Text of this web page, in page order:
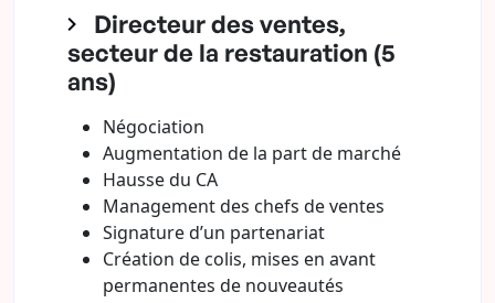
Directeur des ventes,
secteur de la restauration (5
ans)
Négociation
Augmentation de la part de marché
Hausse du CA
Management des chefs de ventes
Signature d’un partenariat
Création de colis, mises en avant
permanentes de nouveautés